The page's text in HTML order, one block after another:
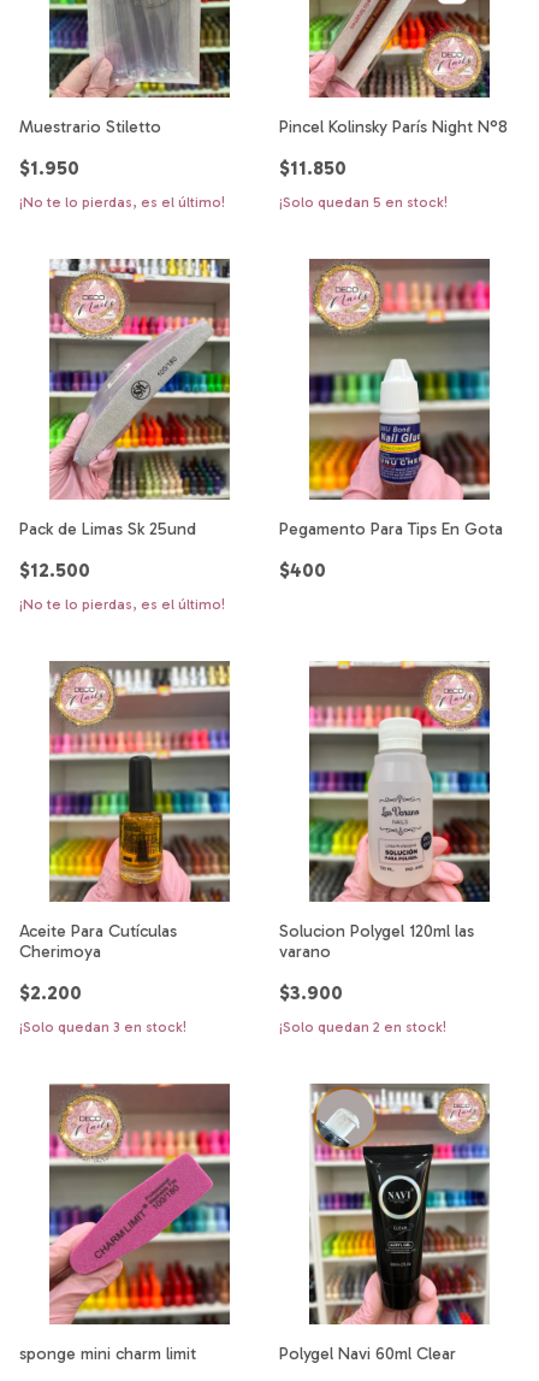
Muestrario Stiletto
$1.950
¡No te lo pierdas, es el último!
Pincel Kolinsky París Night N°8
$11.850
¡Solo quedan 5 en stock!
Pack de Limas Sk 25und
$12.500
¡No te lo pierdas, es el último!
Pegamento Para Tips En Gota
$400
Aceite Para Cutículas
Cherimoya
$2.200
¡Solo quedan 3 en stock!
Solucion Polygel 120ml las
varano
$3.900
¡Solo quedan 2 en stock!
sponge mini charm limit Polygel Navi 60ml Clear